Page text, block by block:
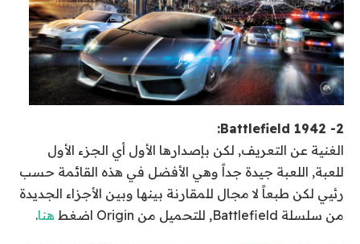
2- Battlefield 1942:
الغنية عن التعريف, لكن بإصدارها الأول أي الجزء الأول
للعبة, اللعبة جيدة جداً وهي الأفضل في هذه القائمة حسب
رئيي لكن طبعاً لا مجال للمقارنة بينها وبين الأجزاء الجديدة
من سلسلة Battlefield, للتحميل من Origin اضغط
هنا.